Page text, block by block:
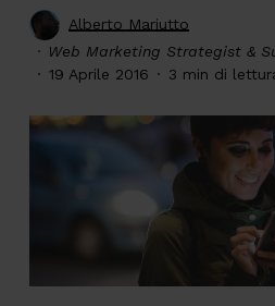
Alberto Mariutto
Web Marketing Strategist &
19 Aprile 2016
3 min di